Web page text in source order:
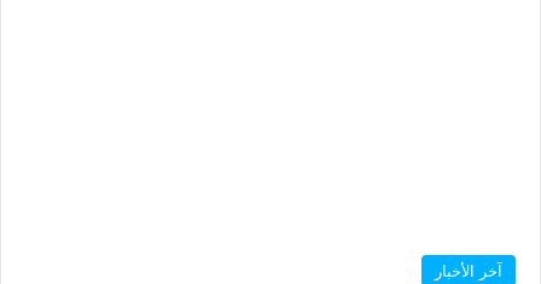
آخر الأخبار